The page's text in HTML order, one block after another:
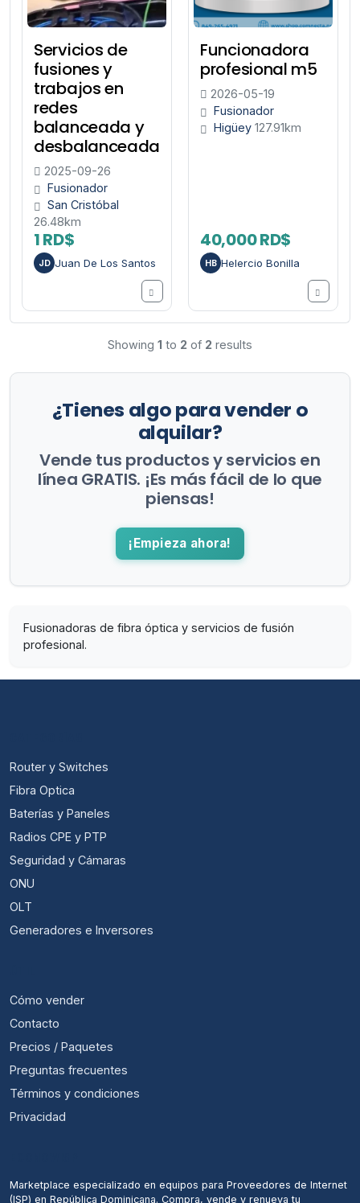
Servicios de
fusiones y
trabajos en
redes
balanceada y
desbalanceada
2025-09-26
Fusionador
San Cristóbal
26.48km
1 RD$
JD Juan De Los Santos
Funcionadora
profesional m5
2026-05-19
Fusionador
Higüey 127.91km
40,000 RD$
HB Helercio Bonilla
Showing 1 to 2 of 2 results
¿Tienes algo para vender o
alquilar?
Vende tus productos y servicios en
línea GRATIS. ¡Es más fácil de lo que
piensas!
¡Empieza ahora!
Fusionadoras de fibra óptica y servicios de fusión
profesional.
Router y Switches
Fibra Optica
Baterías y Paneles
Radios CPE y PTP
Seguridad y Cámaras
ONU
OLT
Generadores e Inversores
Cómo vender
Contacto
Precios / Paquetes
Preguntas frecuentes
Términos y condiciones
Privacidad
Marketplace especializado en equipos para Proveedores de Internet
(ISP) en República Dominicana. Compra, vende y renueva tu